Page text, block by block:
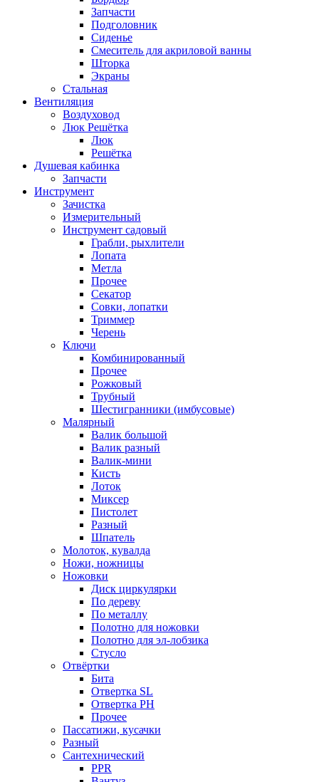
Запчасти
Подголовник
Сиденье
Смеситель для акриловой ванны
Шторка
Экраны
Стальная
Вентиляция
Воздуховод
Люк Решётка
Люк
Решётка
Душевая кабинка
Запчасти
Инструмент
Зачистка
Измерительный
Инструмент садовый
Грабли, рыхлители
Лопата
Метла
Прочее
Секатор
Совки, лопатки
Триммер
Черень
Ключи
Комбинированный
Прочее
Рожковый
Трубный
Шестигранники (имбусовые)
Малярный
Валик большой
Валик разный
Валик-мини
Кисть
Лоток
Миксер
Пистолет
Разный
Шпатель
Молоток, кувалда
Ножи, ножницы
Ножовки
Диск циркулярки
По дереву
По металлу
Полотно для ножовки
Полотно для эл-лобзика
Стусло
Отвёртки
Бита
Отвертка SL
Отвертка РН
Прочее
Пассатижи, кусачки
Разный
Сантехнический
PPR